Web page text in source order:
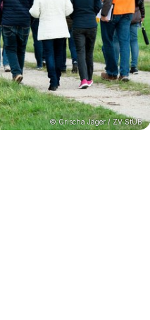
© Grischa Jäger / ZV StUB